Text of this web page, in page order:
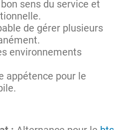
sens du service et
de gérer plusieurs
environnements
appétence pour le